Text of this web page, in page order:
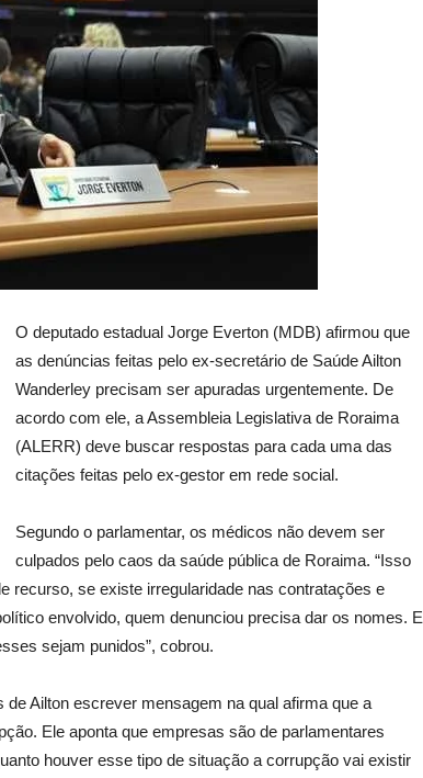
O deputado estadual Jorge Everton (MDB) afirmou que
as denúncias feitas pelo ex-secretário de Saúde Ailton
Wanderley precisam ser apuradas urgentemente. De
acordo com ele, a Assembleia Legislativa de Roraima
(ALERR) deve buscar respostas para cada uma das
citações feitas pelo ex-gestor em rede social.
Segundo o parlamentar, os médicos não devem ser
culpados pelo caos da saúde pública de Roraima. “Isso
recurso, se existe irregularidade nas contratações e
envolvido, quem denunciou precisa dar os nomes. E
sejam punidos”, cobrou.
de Ailton escrever mensagem na qual afirma que a
Ele aponta que empresas são de parlamentares
houver esse tipo de situação a corrupção vai existir